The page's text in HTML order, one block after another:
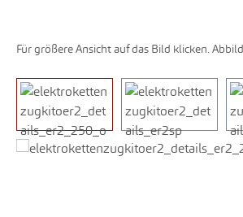
Für größere Ansicht auf das Bild klicken.